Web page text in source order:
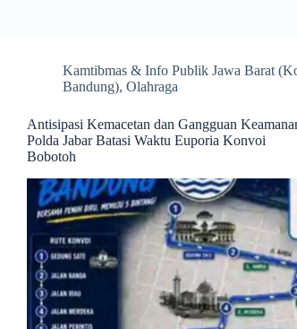
Kamtibmas & Info Publik Jawa Barat
Bandung), Olahraga
Antisipasi Kemacetan dan Gangguan
Polda Jabar Batasi Waktu Euporia Konvoi
Bobotoh